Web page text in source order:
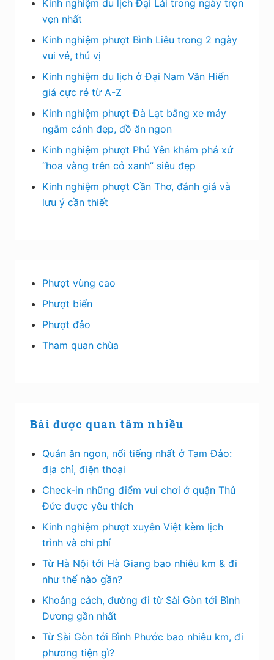
Kinh nghiệm du lịch Đại Lải trong ngày trọn
vẹn nhất
Kinh nghiệm phượt Bình Liêu trong 2 ngày
vui vẻ, thú vị
Kinh nghiệm du lịch ở Đại Nam Văn Hiến
giá cực rẻ từ A-Z
Kinh nghiệm phượt Đà Lạt bằng xe máy
ngắm cảnh đẹp, đồ ăn ngon
Kinh nghiệm phượt Phú Yên khám phá xứ
“hoa vàng trên cỏ xanh” siêu đẹp
Kinh nghiệm phượt Cần Thơ, đánh giá và
lưu ý cần thiết
Phượt vùng cao
Phượt biển
Phượt đảo
Tham quan chùa
Bài được quan tâm nhiều
Quán ăn ngon, nổi tiếng nhất ở Tam Đảo:
địa chỉ, điện thoại
Check-in những điểm vui chơi ở quận Thủ
Đức được yêu thích
Kinh nghiệm phượt xuyên Việt kèm lịch
trình và chi phí
Từ Hà Nội tới Hà Giang bao nhiêu km & đi
như thế nào gần?
Khoảng cách, đường đi từ Sài Gòn tới Bình
Dương gần nhất
Từ Sài Gòn tới Bình Phước bao nhiêu km, đi
phương tiện gì?